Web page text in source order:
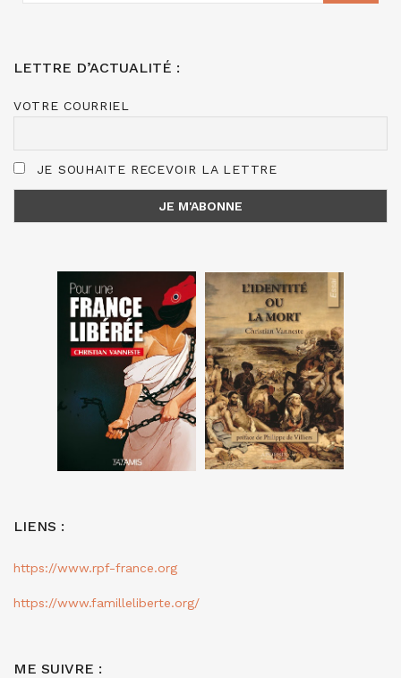
LETTRE D’ACTUALITÉ :
VOTRE COURRIEL
JE SOUHAITE RECEVOIR LA LETTRE
LIENS :
https://www.rpf-france.org
https://www.familleliberte.org/
ME SUIVRE :